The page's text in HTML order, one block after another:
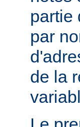
partie
par
de la